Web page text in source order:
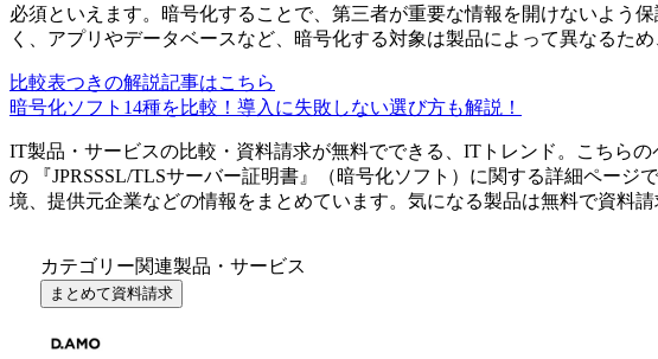
必須といえます。暗号化することで、第三者が重要な情報を開けないよう
く、アプリやデータベースなど、暗号化する対象は製品によって異なるた
比較表つきの解説記事はこちら
暗号化ソフト14種を比較！導入に失敗しない選び方も解説！
IT製品・サービスの比較・資料請求が無料でできる、ITトレンド。こちらの
の 『JPRSSSL/TLSサーバー証明書 』（暗号化ソフト ）に関する詳細ページ
境、提供元企業などの情報をまとめています。気になる製品は無料で資料請
カテゴリー関連製品・サービス
まとめて資料請求